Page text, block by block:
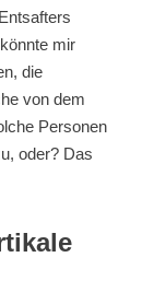
mir
die
von dem
Personen
oder? Das